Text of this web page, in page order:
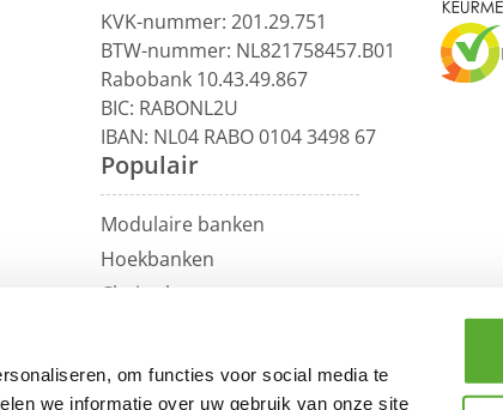
om functies voor social media te
we informatie over uw gebruik van onze site
KVK-nummer: 201.29.751
BTW-nummer: NL821758457.B01
Rabobank 10.43.49.867
BIC: RABONL2U
IBAN: NL04 RABO 0104 3498 67
Populair
Modulaire banken
Hoekbanken
Chaise longue
Loungebanken
Rechte banken